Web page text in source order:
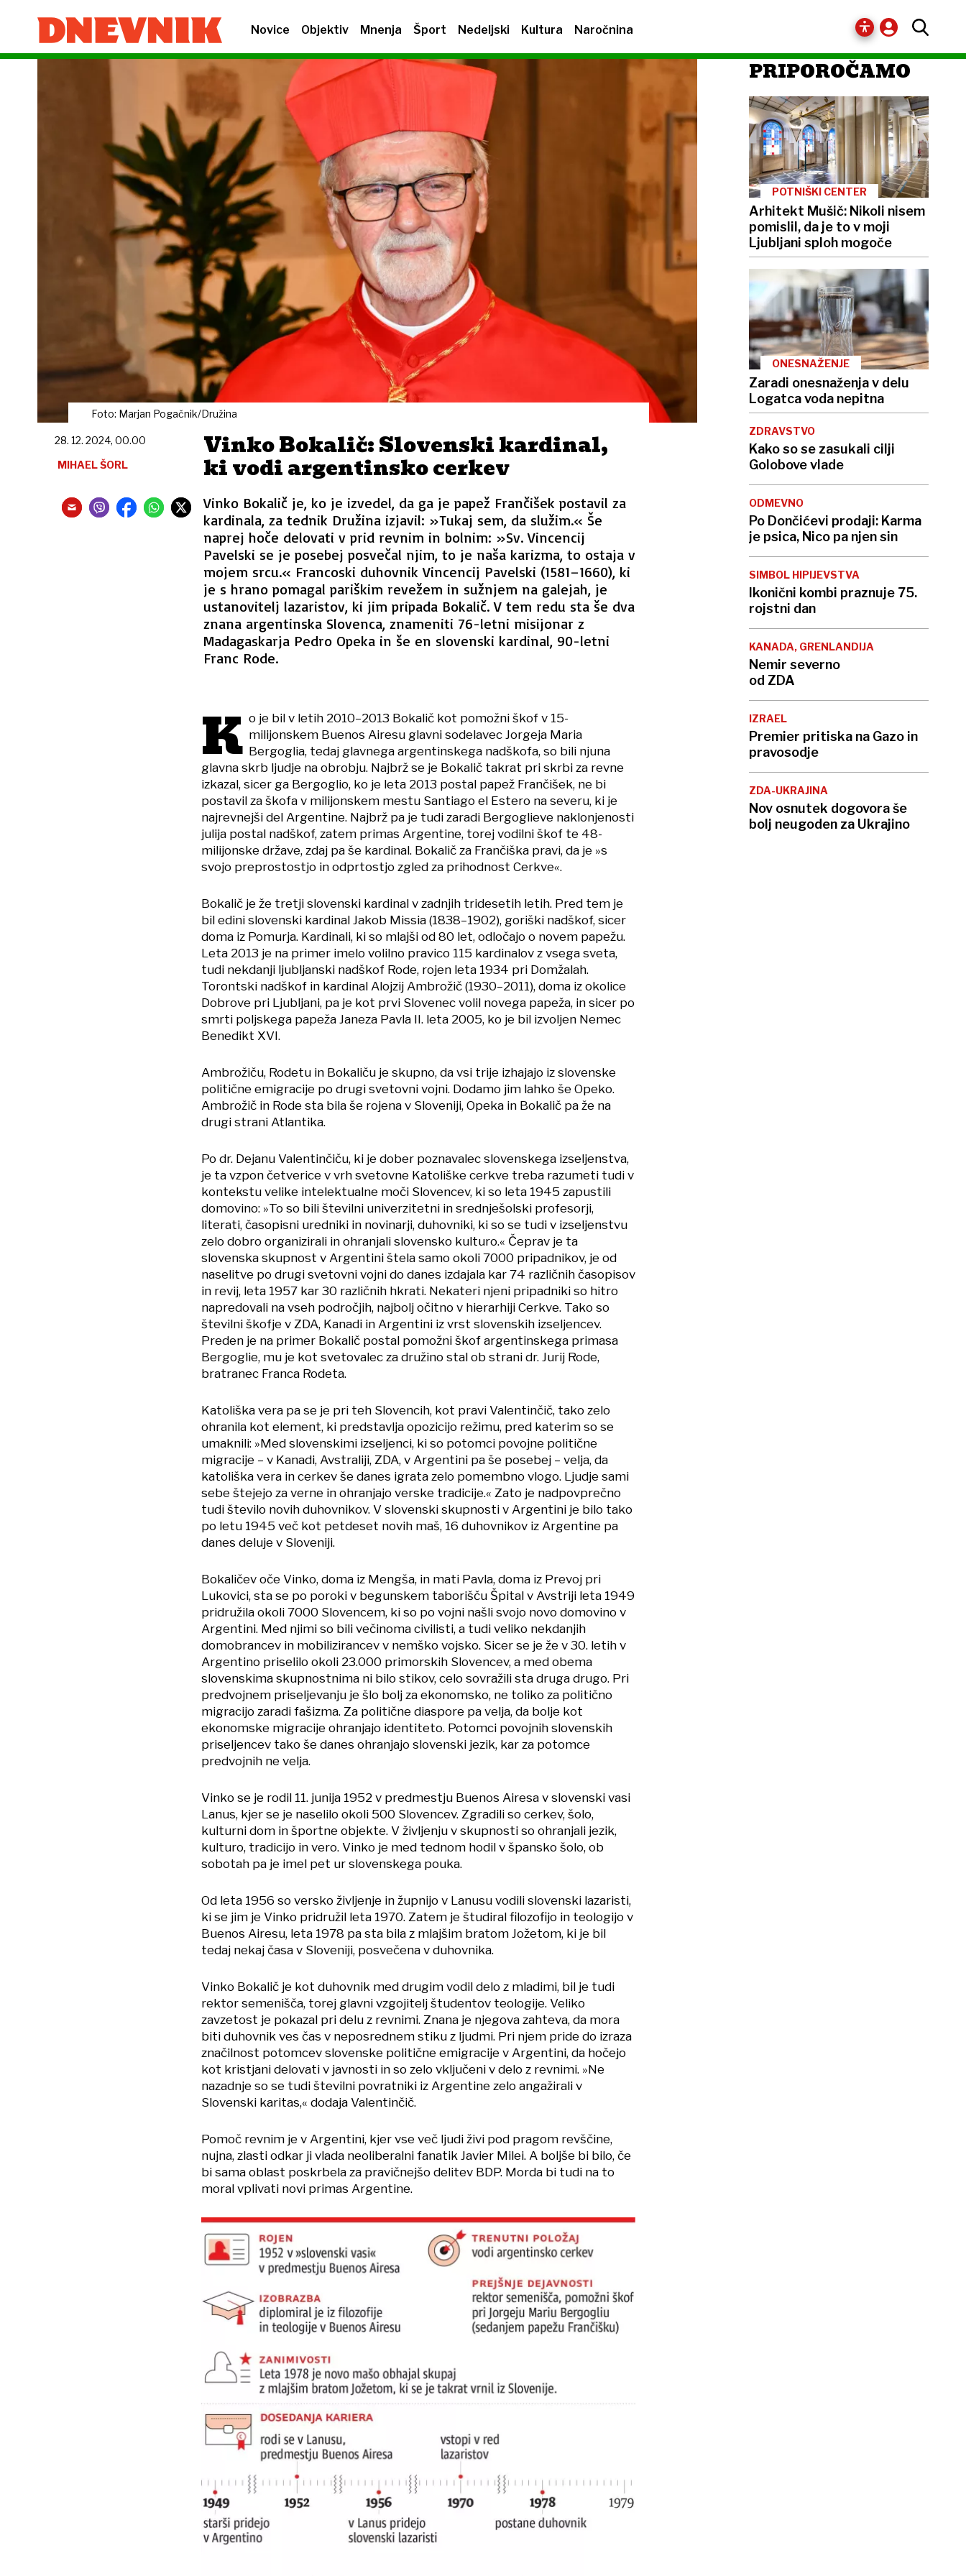
Novice Objektiv Mnenja Šport Nedeljski Kultura Naročnina
Foto: Marjan Pogačnik/Družina
Vinko Bokalič: Slovenski kardinal,
ki vodi argentinsko cerkev
Vinko Bokalič je, ko je izvedel, da ga je papež Frančišek postavil za
kardinala, za tednik Družina izjavil: »Tukaj sem, da služim.« Še
naprej hoče delovati v prid revnim in bolnim: »Sv. Vincencij
Pavelski se je posebej posvečal njim, to je naša karizma, to ostaja v
mojem srcu.« Francoski duhovnik Vincencij Pavelski (1581–1660), ki
je s hrano pomagal pariškim revežem in sužnjem na galejah, je
ustanovitelj lazaristov, ki jim pripada Bokalič. V tem redu sta še dva
znana argentinska Slovenca, znameniti 76-letni misijonar z
Madagaskarja Pedro Opeka in še en slovenski kardinal, 90-letni
Franc Rode.
28. 12. 2024, 00.00
MIHAEL ŠORL
K o je bil v letih 2010–2013 Bokalič kot pomožni škof v 15-
milijonskem Buenos Airesu glavni sodelavec Jorgeja Maria
Bergoglia, tedaj glavnega argentinskega nadškofa, so bili njuna
glavna skrb ljudje na obrobju. Najbrž se je Bokalič takrat pri skrbi za revne
izkazal, sicer ga Bergoglio, ko je leta 2013 postal papež Frančišek, ne bi
postavil za škofa v milijonskem mestu Santiago el Estero na severu, ki je
najrevnejši del Argentine. Najbrž pa je tudi zaradi Bergoglieve naklonjenosti
julija postal nadškof, zatem primas Argentine, torej vodilni škof te 48-
milijonske države, zdaj pa še kardinal. Bokalič za Frančiška pravi, da je »s
svojo preprostostjo in odprtostjo zgled za prihodnost Cerkve«.
Bokalič je že tretji slovenski kardinal v zadnjih tridesetih letih. Pred tem je
bil edini slovenski kardinal Jakob Missia (1838–1902), goriški nadškof, sicer
doma iz Pomurja. Kardinali, ki so mlajši od 80 let, odločajo o novem papežu.
Leta 2013 je na primer imelo volilno pravico 115 kardinalov z vsega sveta,
tudi nekdanji ljubljanski nadškof Rode, rojen leta 1934 pri Domžalah.
Torontski nadškof in kardinal Alojzij Ambrožič (1930–2011), doma iz okolice
Dobrove pri Ljubljani, pa je kot prvi Slovenec volil novega papeža, in sicer po
smrti poljskega papeža Janeza Pavla II. leta 2005, ko je bil izvoljen Nemec
Benedikt XVI.
Ambrožiču, Rodetu in Bokaliču je skupno, da vsi trije izhajajo iz slovenske
politične emigracije po drugi svetovni vojni. Dodamo jim lahko še Opeko.
Ambrožič in Rode sta bila še rojena v Sloveniji, Opeka in Bokalič pa že na
drugi strani Atlantika.
Po dr. Dejanu Valentinčiču, ki je dober poznavalec slovenskega izseljenstva,
je ta vzpon četverice v vrh svetovne Katoliške cerkve treba razumeti tudi v
kontekstu velike intelektualne moči Slovencev, ki so leta 1945 zapustili
domovino: »To so bili številni univerzitetni in srednješolski profesorji,
literati, časopisni uredniki in novinarji, duhovniki, ki so se tudi v izseljenstvu
zelo dobro organizirali in ohranjali slovensko kulturo.« Čeprav je ta
slovenska skupnost v Argentini štela samo okoli 7000 pripadnikov, je od
naselitve po drugi svetovni vojni do danes izdajala kar 74 različnih časopisov
in revij, leta 1957 kar 30 različnih hkrati. Nekateri njeni pripadniki so hitro
napredovali na vseh področjih, najbolj očitno v hierarhiji Cerkve. Tako so
številni škofje v ZDA, Kanadi in Argentini iz vrst slovenskih izseljencev.
Preden je na primer Bokalič postal pomožni škof argentinskega primasa
Bergoglie, mu je kot svetovalec za družino stal ob strani dr. Jurij Rode,
bratranec Franca Rodeta.
Katoliška vera pa se je pri teh Slovencih, kot pravi Valentinčič, tako zelo
ohranila kot element, ki predstavlja opozicijo režimu, pred katerim so se
umaknili: »Med slovenskimi izseljenci, ki so potomci povojne politične
migracije – v Kanadi, Avstraliji, ZDA, v Argentini pa še posebej – velja, da
katoliška vera in cerkev še danes igrata zelo pomembno vlogo. Ljudje sami
sebe štejejo za verne in ohranjajo verske tradicije.« Zato je nadpovprečno
tudi število novih duhovnikov. V slovenski skupnosti v Argentini je bilo tako
po letu 1945 več kot petdeset novih maš, 16 duhovnikov iz Argentine pa
danes deluje v Sloveniji.
Bokaličev oče Vinko, doma iz Mengša, in mati Pavla, doma iz Prevoj pri
Lukovici, sta se po poroki v begunskem taborišču Špital v Avstriji leta 1949
pridružila okoli 7000 Slovencem, ki so po vojni našli svojo novo domovino v
Argentini. Med njimi so bili večinoma civilisti, a tudi veliko nekdanjih
domobrancev in mobilizirancev v nemško vojsko. Sicer se je že v 30. letih v
Argentino priselilo okoli 23.000 primorskih Slovencev, a med obema
slovenskima skupnostnima ni bilo stikov, celo sovražili sta druga drugo. Pri
predvojnem priseljevanju je šlo bolj za ekonomsko, ne toliko za politično
migracijo zaradi fašizma. Za politične diaspore pa velja, da bolje kot
ekonomske migracije ohranjajo identiteto. Potomci povojnih slovenskih
priseljencev tako še danes ohranjajo slovenski jezik, kar za potomce
predvojnih ne velja.
Vinko se je rodil 11. junija 1952 v predmestju Buenos Airesa v slovenski vasi
Lanus, kjer se je naselilo okoli 500 Slovencev. Zgradili so cerkev, šolo,
kulturni dom in športne objekte. V življenju v skupnosti so ohranjali jezik,
kulturo, tradicijo in vero. Vinko je med tednom hodil v špansko šolo, ob
sobotah pa je imel pet ur slovenskega pouka.
Od leta 1956 so versko življenje in župnijo v Lanusu vodili slovenski lazaristi,
ki se jim je Vinko pridružil leta 1970. Zatem je študiral filozofijo in teologijo v
Buenos Airesu, leta 1978 pa sta bila z mlajšim bratom Jožetom, ki je bil
tedaj nekaj časa v Sloveniji, posvečena v duhovnika.
Vinko Bokalič je kot duhovnik med drugim vodil delo z mladimi, bil je tudi
rektor semenišča, torej glavni vzgojitelj študentov teologije. Veliko
zavzetost je pokazal pri delu z revnimi. Znana je njegova zahteva, da mora
biti duhovnik ves čas v neposrednem stiku z ljudmi. Pri njem pride do izraza
značilnost potomcev slovenske politične emigracije v Argentini, da hočejo
kot kristjani delovati v javnosti in so zelo vključeni v delo z revnimi. »Ne
nazadnje so se tudi številni povratniki iz Argentine zelo angažirali v
Slovenski karitas,« dodaja Valentinčič.
Pomoč revnim je v Argentini, kjer vse več ljudi živi pod pragom revščine,
nujna, zlasti odkar ji vlada neoliberalni fanatik Javier Milei. A boljše bi bilo, če
bi sama oblast poskrbela za pravičnejšo delitev BDP. Morda bi tudi na to
moral vplivati novi primas Argentine.
PRIPOROČAMO
POTNIŠKI CENTER
Arhitekt Mušič: Nikoli nisem
pomislil, da je to v moji
Ljubljani sploh mogoče
ONESNAŽENJE
Zaradi onesnaženja v delu
Logatca voda nepitna
ZDRAVSTVO
Kako so se zasukali cilji
Golobove vlade
ODMEVNO
Po Dončićevi prodaji: Karma
je psica, Nico pa njen sin
SIMBOL HIPIJEVSTVA
Ikonični kombi praznuje 75.
rojstni dan
KANADA, GRENLANDIJA
Nemir severno
od ZDA
IZRAEL
Premier pritiska na Gazo in
pravosodje
ZDA-UKRAJINA
Nov osnutek dogovora še
bolj neugoden za Ukrajino